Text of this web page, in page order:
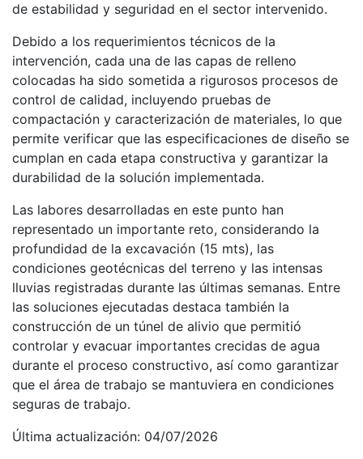
de estabilidad y seguridad en el sector intervenido.
Debido a los requerimientos técnicos de la
intervención, cada una de las capas de relleno
colocadas ha sido sometida a rigurosos procesos de
control de calidad, incluyendo pruebas de
compactación y caracterización de materiales, lo que
permite verificar que las especificaciones de diseño se
cumplan en cada etapa constructiva y garantizar la
durabilidad de la solución implementada.
Las labores desarrolladas en este punto han
representado un importante reto, considerando la
profundidad de la excavación (15 mts), las
condiciones geotécnicas del terreno y las intensas
lluvias registradas durante las últimas semanas. Entre
las soluciones ejecutadas destaca también la
construcción de un túnel de alivio que permitió
controlar y evacuar importantes crecidas de agua
durante el proceso constructivo, así como garantizar
que el área de trabajo se mantuviera en condiciones
seguras de trabajo.
Última actualización: 04/07/2026